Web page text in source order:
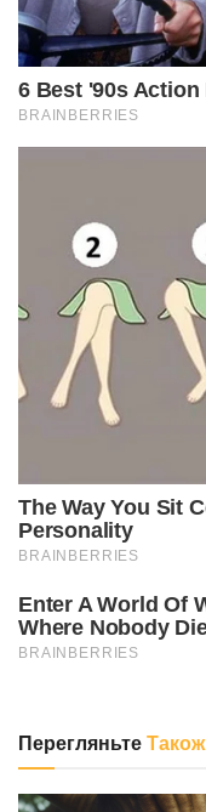
ПерегляньтеТакож